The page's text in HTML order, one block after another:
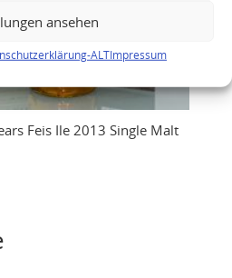
ansehen
ALTImpressum
Feis Ile 2013 Single Malt